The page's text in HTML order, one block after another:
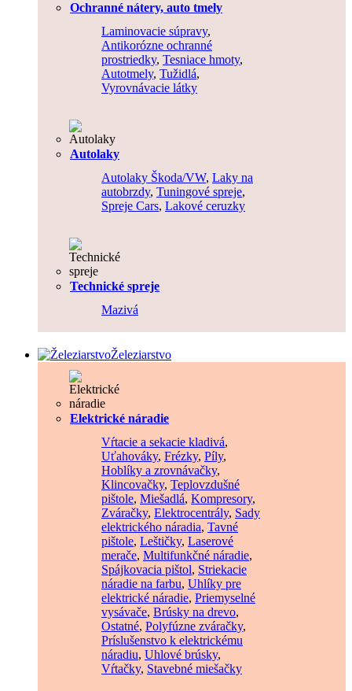
Ochranné nátery, auto tmely
Laminovacie súpravy,
Antikorózne ochranné
prostriedky, Tesniace hmoty,
Autotmely, Tužidlá,
Vyrovnávacie látky
Autolaky
Autolaky Škoda/VW, Laky na
autobrzdy, Tuningové spreje,
Spreje Cars, Lakové ceruzky
Technické spreje
Mazivá
Železiarstvo
Elektrické náradie
Vŕtacie a sekacie kladivá,
Uťahováky, Frézky, Píly,
Hoblíky a zrovnávačky,
Klincovačky, Teplovzdušné
pištole, Miešadlá, Kompresory,
Zváračky, Elektrocentrály, Sady
elektrického náradia, Tavné
pištole, Leštičky, Laserové
merače, Multifunkčné náradie,
Spájkovacia pištol, Striekacie
náradie na farbu, Uhlíky pre
elektrické náradie, Priemyselné
vysávače, Brúsky na drevo,
Ostatné, Polyfúzne zváračky,
Príslušenstvo k elektrickému
náradiu, Uhlové brúsky,
Vŕtačky, Stavebné miešačky